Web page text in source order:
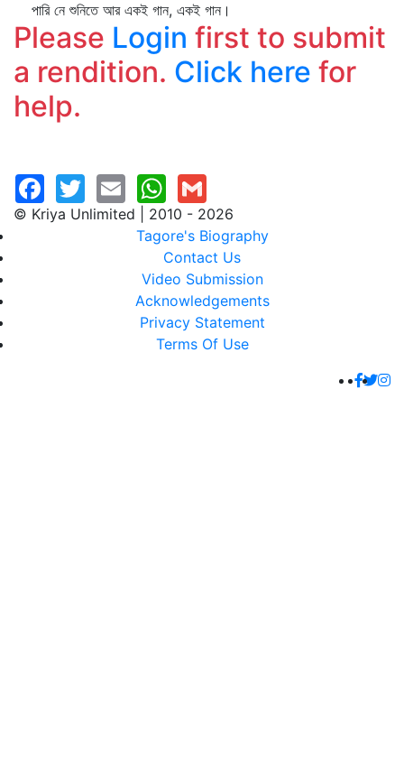
পারি নে শুনিতে আর একই গান, একই গান।
Please Login first to submit
a rendition. Click here for
help.
© Kriya Unlimited | 2010 - 2026
Tagore's Biography
Contact Us
Video Submission
Acknowledgements
Privacy Statement
Terms Of Use